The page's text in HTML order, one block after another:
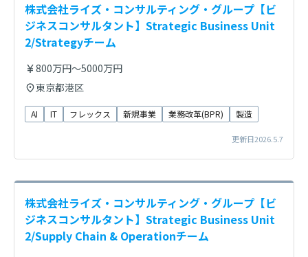
株式会社ライズ・コンサルティング・グループ【ビ
ジネスコンサルタント】Strategic Business Unit
2/Strategyチーム
800万円～5000万円
東京都港区
AI IT フレックス 新規事業 業務改革(BPR) 製造
更新日2026.5.7
株式会社ライズ・コンサルティング・グループ【ビ
ジネスコンサルタント】Strategic Business Unit
2/Supply Chain & Operationチーム